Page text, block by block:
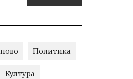
Политика
Култура